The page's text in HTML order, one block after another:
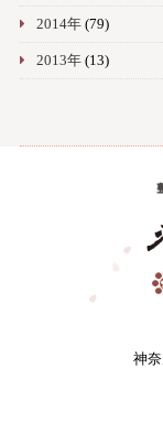
2014年(79)
2013年(13)
神